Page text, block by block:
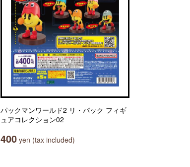
パックマンワールド2 リ・パック フィギ
ュアコレクション02
400 yen (tax included)